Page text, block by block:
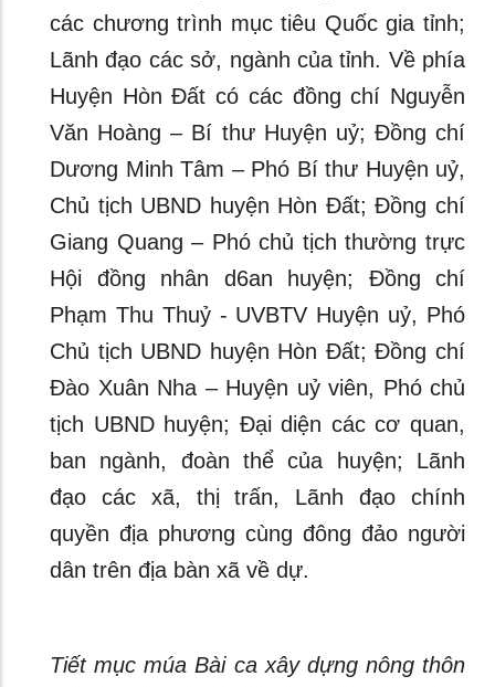
các chương trình mục tiêu Quốc gia tỉnh;
Lãnh đạo các sở, ngành của tỉnh. Về phía
Huyện Hòn Đất có các đồng chí Nguyễn
Văn Hoàng – Bí thư Huyện uỷ; Đồng chí
Dương Minh Tâm – Phó Bí thư Huyện uỷ,
Chủ tịch UBND huyện Hòn Đất; Đồng chí
Giang Quang – Phó chủ tịch thường trực
Hội đồng nhân d6an huyện; Đồng chí
Phạm Thu Thuỷ - UVBTV Huyện uỷ, Phó
Chủ tịch UBND huyện Hòn Đất; Đồng chí
Đào Xuân Nha – Huyện uỷ viên, Phó chủ
tịch UBND huyện; Đại diện các cơ quan,
ban ngành, đoàn thể của huyện; Lãnh
đạo các xã, thị trấn, Lãnh đạo chính
quyền địa phương cùng đông đảo người
dân trên địa bàn xã về dự.
Tiết mục múa Bài ca xây dựng nông thôn